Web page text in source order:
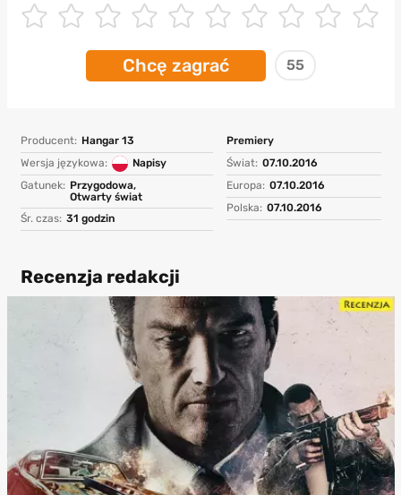
Chcę zagrać 55
Producent: Hangar 13
Wersja językowa:
Napisy
Gatunek: Przygodowa,
Otwarty świat
Śr. czas: 31 godzin
Premiery
Świat: 07.10.2016
Europa: 07.10.2016
Polska: 07.10.2016
Recenzja redakcji